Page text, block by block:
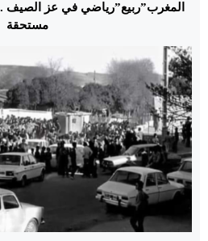
المغرب”ربيع”رياضي في عز الصيف
مستحقة